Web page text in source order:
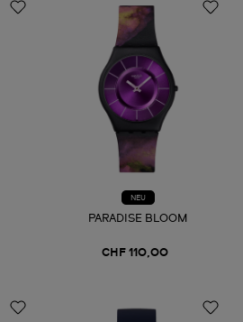
NEU
PARADISE BLOOM
CHF 110,00